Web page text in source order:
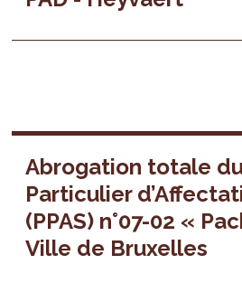
Abrogation totale
Particulier
(PPAS) n°07-02 «
Ville de Bruxelles